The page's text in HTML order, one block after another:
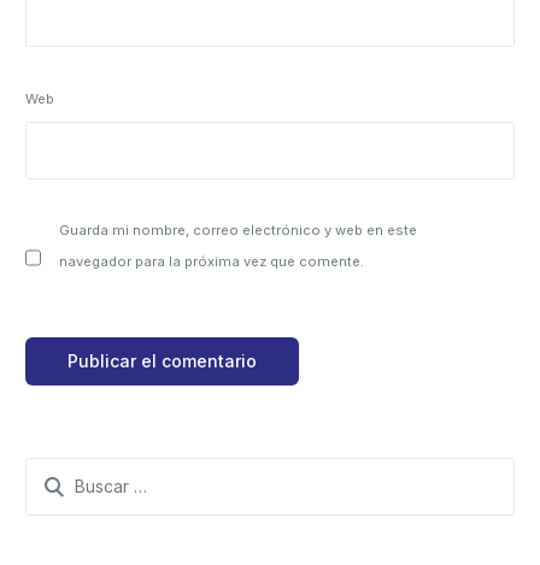
Web
Guarda mi nombre, correo electrónico y web en este
navegador para la próxima vez que comente.